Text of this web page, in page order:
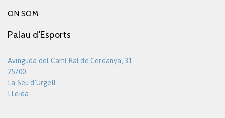
ON SOM
Palau d'Esports
Avinguda del Camí Ral de Cerdanya, 31
25700
La Seu d'Urgell
LLeida